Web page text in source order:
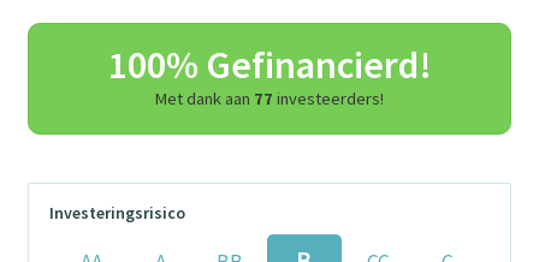
100% Gefinancierd!
Met dank aan 77 investeerders!
Investeringsrisico